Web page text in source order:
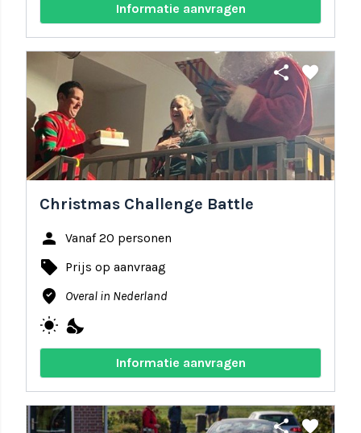
Informatie aanvragen
share favorite
Christmas Challenge Battle
person Vanaf 20 personen
local_offer Prijs op aanvraag
where_to_vote Overal in Nederland
wb_sunny nights_stay
Informatie aanvragen
share favorite